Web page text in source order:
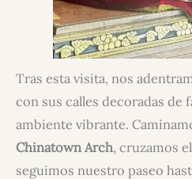
Tras esta visita, nos
con sus calles decoradas de
ambiente vibrante.
Chinatown Arch, cruzamos el
seguimos nuestro paseo